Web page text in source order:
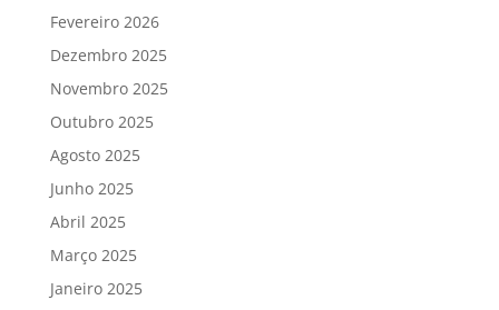
Fevereiro 2026
Dezembro 2025
Novembro 2025
Outubro 2025
Agosto 2025
Junho 2025
Abril 2025
Março 2025
Janeiro 2025